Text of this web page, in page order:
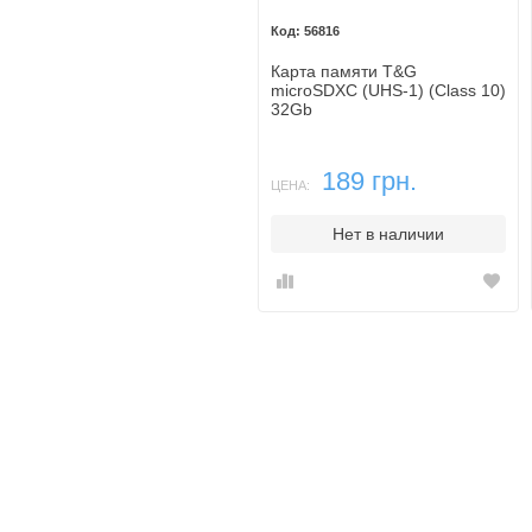
56816
Карта памяти T&G
microSDXC (UHS-1) (Class 10)
32Gb
ЦЕНА: 189 грн.
Нет в наличии